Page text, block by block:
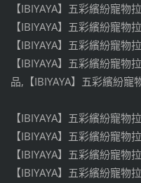
【IBIYAYA】五彩繽紛寵
【IBIYAYA】五彩繽紛寵
【IBIYAYA】五彩繽紛寵
【IBIYAYA】五彩繽紛寵
品,【IBIYAYA】五彩繽紛
【IBIYAYA】五彩繽紛寵
【IBIYAYA】五彩繽紛寵
【IBIYAYA】五彩繽紛寵
【IBIYAYA】五彩繽紛寵